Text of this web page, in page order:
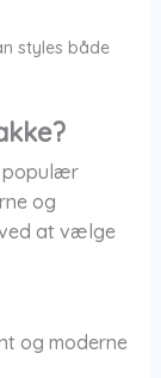
styles både
populær
og
at vælge
og moderne